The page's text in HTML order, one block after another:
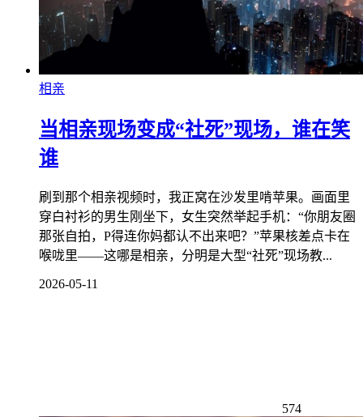
相亲
当相亲现场变成“社死”现场，谁在笑
谁
刷到那个相亲视频时，我正窝在沙发里啃苹果。画面里
穿白衬衫的男生刚坐下，女生突然举起手机：“你朋友圈
那张自拍，P得连你妈都认不出来吧？”苹果核差点卡在
喉咙里——这哪是相亲，分明是大型“社死”现场教...
2026-05-11
574